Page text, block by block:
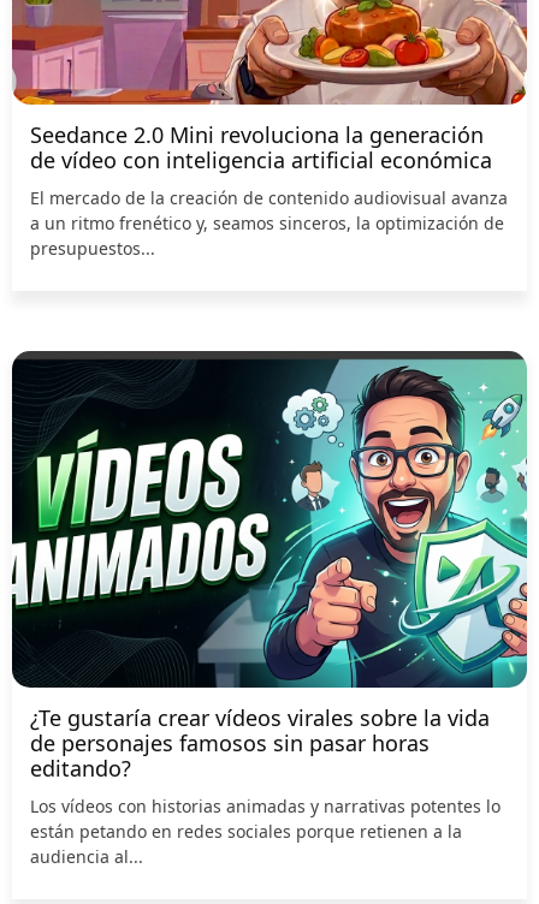
Seedance 2.0 Mini revoluciona la generación
de vídeo con inteligencia artificial económica
El mercado de la creación de contenido audiovisual avanza
a un ritmo frenético y, seamos sinceros, la optimización de
presupuestos...
¿Te gustaría crear vídeos virales sobre la vida
de personajes famosos sin pasar horas
editando?
Los vídeos con historias animadas y narrativas potentes lo
están petando en redes sociales porque retienen a la
audiencia al...